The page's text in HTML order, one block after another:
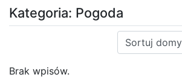
Kategoria: Pogoda
Sortuj:
Brak wpisów.